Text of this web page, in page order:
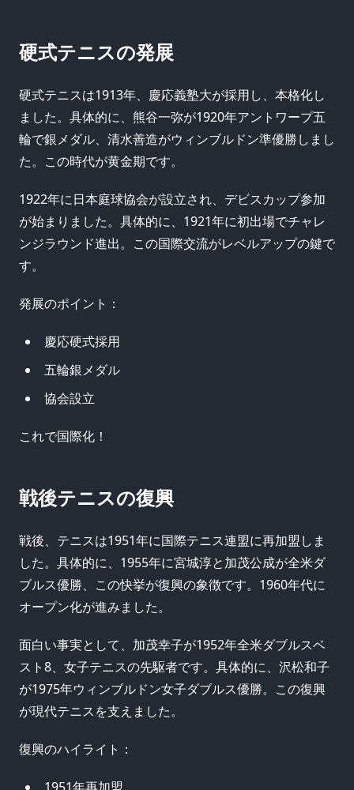
硬式テニスの発展
硬式テニスは1913年、慶応義塾大が採用し、本格化し
ました。具体的に、熊谷一弥が1920年アントワープ五
輪で銀メダル、清水善造がウィンブルドン準優勝しまし
た。この時代が黄金期です。
1922年に日本庭球協会が設立され、デビスカップ参加
が始まりました。具体的に、1921年に初出場でチャレ
ンジラウンド進出。この国際交流がレベルアップの鍵で
す。
発展のポイント：
慶応硬式採用
五輪銀メダル
協会設立
これで国際化！
戦後テニスの復興
戦後、テニスは1951年に国際テニス連盟に再加盟しま
した。具体的に、1955年に宮城淳と加茂公成が全米ダ
ブルス優勝、この快挙が復興の象徴です。1960年代に
オープン化が進みました。
面白い事実として、加茂幸子が1952年全米ダブルスベ
スト8、女子テニスの先駆者です。具体的に、沢松和子
が1975年ウィンブルドン女子ダブルス優勝。この復興
が現代テニスを支えました。
復興のハイライト：